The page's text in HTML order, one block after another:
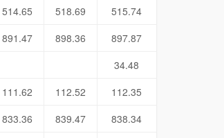
514.65 518.69
515.74
891.47 898.36
897.87
34.48
111.62 112.52
112.35
833.36 839.47
838.34